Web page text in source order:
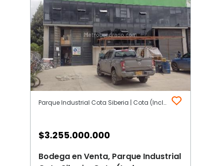
Parque Industrial Cota Siberia | Cota (Incluye Siberia)
$3.255.000.000
Bodega en Venta, Parque Industrial